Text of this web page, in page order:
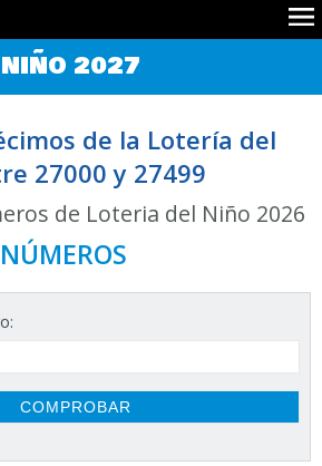
NIÑO 2027
de la Lotería del
27000 y 27499
de Loteria del Niño 2026